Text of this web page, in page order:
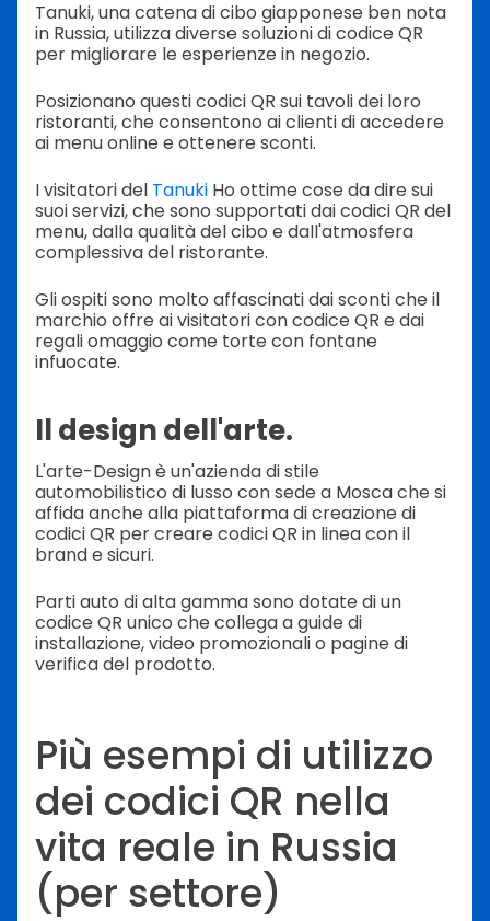
Tanuki, una catena di cibo giapponese ben nota
in Russia, utilizza diverse soluzioni di codice QR
per migliorare le esperienze in negozio.
Posizionano questi codici QR sui tavoli dei loro
ristoranti, che consentono ai clienti di accedere
ai menu online e ottenere sconti.
I visitatori del Tanuki Ho ottime cose da dire sui
suoi servizi, che sono supportati dai codici QR del
menu, dalla qualità del cibo e dall'atmosfera
complessiva del ristorante.
Gli ospiti sono molto affascinati dai sconti che il
marchio offre ai visitatori con codice QR e dai
regali omaggio come torte con fontane
infuocate.
Il design dell'arte.
L'arte-Design è un'azienda di stile
automobilistico di lusso con sede a Mosca che si
affida anche alla piattaforma di creazione di
codici QR per creare codici QR in linea con il
brand e sicuri.
Parti auto di alta gamma sono dotate di un
codice QR unico che collega a guide di
installazione, video promozionali o pagine di
verifica del prodotto.
Più esempi di utilizzo
dei codici QR nella
vita reale in Russia
(per settore)